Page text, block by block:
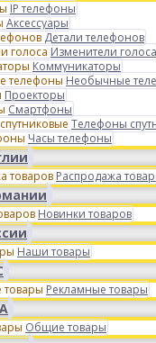
IP телефоны
Аксессуары
Детали телефонов
Изменители голоса
Коммуникаторы
Необычные
Проекторы
Смартфоны
Телефоны
Часы телефоны
Распродажа
Новинки товаров
Наши товары
Рекламные товары
Общие товары